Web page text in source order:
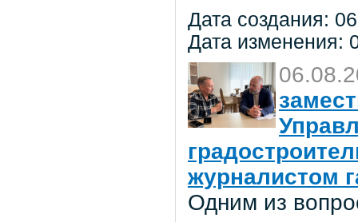
Дата создания:
Дата изменения:
журналистом
Одним из